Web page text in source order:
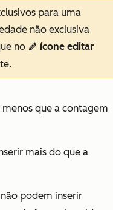
para uma
não exclusiva
no edit ícone editar
que a contagem
mais do que a
podem inserir